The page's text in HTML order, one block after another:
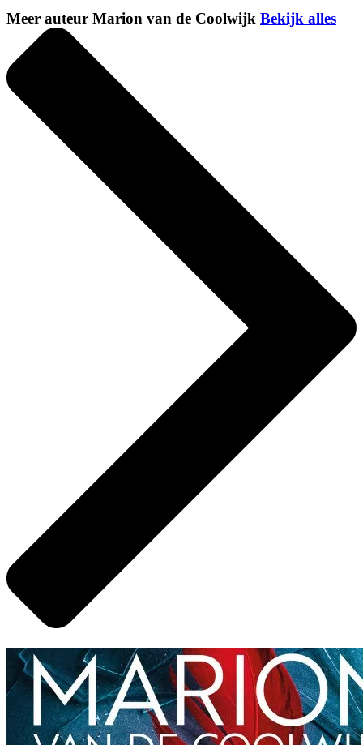
Meer auteur Marion van de Coolwijk Bekijk alles